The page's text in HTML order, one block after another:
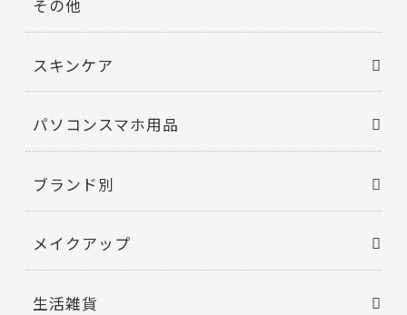
その他
スキンケア
パソコンスマホ用品
ブランド別
メイクアップ
生活雑貨